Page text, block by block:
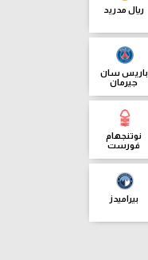
ريال مدريد
باريس سان
جيرمان
نوتنجهام
فورست
بيراميدز